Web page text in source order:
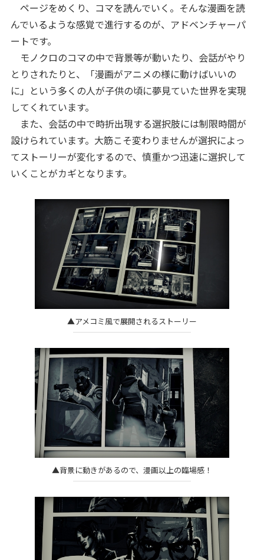
ページをめくり、コマを読んでいく。そんな漫画を読
んでいるような感覚で進行するのが、アドベンチャーパ
ートです。
モノクロのコマの中で背景等が動いたり、会話がやり
とりされたりと、「漫画がアニメの様に動けばいいの
に」という多くの人が子供の頃に夢見ていた世界を実現
してくれています。
また、会話の中で時折出現する選択肢には制限時間が
設けられています。大筋こそ変わりませんが選択によっ
てストーリーが変化するので、慎重かつ迅速に選択して
いくことがカギとなります。
▲アメコミ風で展開されるストーリー
▲背景に動きがあるので、漫画以上の臨場感！